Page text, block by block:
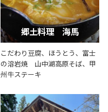
郷土料理 海馬
こだわり豆腐、ほうとう、富士
の溶岩焼 山中湖高原そば、甲
州牛ステーキ